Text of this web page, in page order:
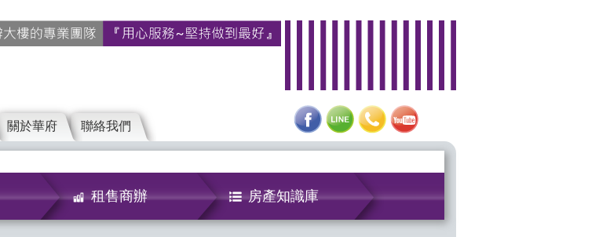
關於華府 聯絡我們
租售商辦 房產知識庫